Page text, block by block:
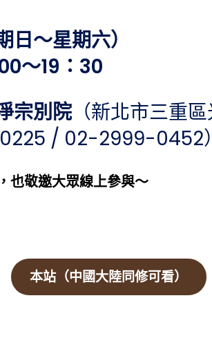
日～星期六）
～19：30
宗別院（新北市三重
/ 02-2999-0452）
也敬邀大眾線上參與～​
本站（中國大陸同修可看）